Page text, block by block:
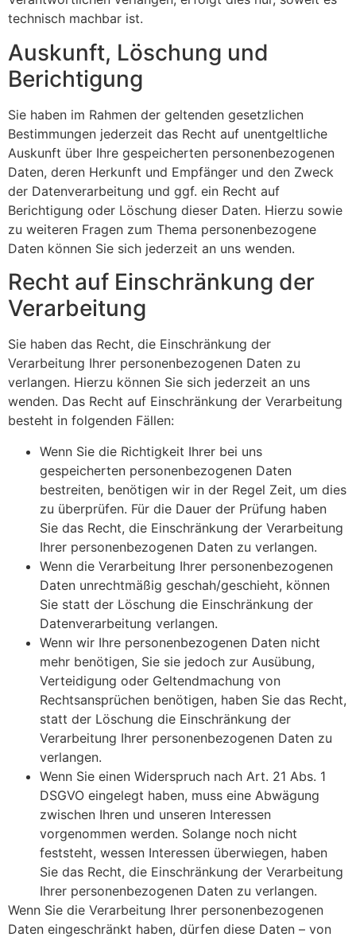
technisch machbar ist.
Auskunft, Löschung und
Berichtigung
Sie haben im Rahmen der geltenden gesetzlichen
Bestimmungen jederzeit das Recht auf unentgeltliche
Auskunft über Ihre gespeicherten personenbezogenen
Daten, deren Herkunft und Empfänger und den Zweck
der Datenverarbeitung und ggf. ein Recht auf
Berichtigung oder Löschung dieser Daten. Hierzu sowie
zu weiteren Fragen zum Thema personenbezogene
Daten können Sie sich jederzeit an uns wenden.
Recht auf Einschränkung der
Verarbeitung
Sie haben das Recht, die Einschränkung der
Verarbeitung Ihrer personenbezogenen Daten zu
verlangen. Hierzu können Sie sich jederzeit an uns
wenden. Das Recht auf Einschränkung der Verarbeitung
besteht in folgenden Fällen:
Wenn Sie die Richtigkeit Ihrer bei uns
gespeicherten personenbezogenen Daten
bestreiten, benötigen wir in der Regel Zeit, um dies
zu überprüfen. Für die Dauer der Prüfung haben
Sie das Recht, die Einschränkung der Verarbeitung
Ihrer personenbezogenen Daten zu verlangen.
Wenn die Verarbeitung Ihrer personenbezogenen
Daten unrechtmäßig geschah/geschieht, können
Sie statt der Löschung die Einschränkung der
Datenverarbeitung verlangen.
Wenn wir Ihre personenbezogenen Daten nicht
mehr benötigen, Sie sie jedoch zur Ausübung,
Verteidigung oder Geltendmachung von
Rechtsansprüchen benötigen, haben Sie das Recht,
statt der Löschung die Einschränkung der
Verarbeitung Ihrer personenbezogenen Daten zu
verlangen.
Wenn Sie einen Widerspruch nach Art. 21 Abs. 1
DSGVO eingelegt haben, muss eine Abwägung
zwischen Ihren und unseren Interessen
vorgenommen werden. Solange noch nicht
feststeht, wessen Interessen überwiegen, haben
Sie das Recht, die Einschränkung der Verarbeitung
Ihrer personenbezogenen Daten zu verlangen.
Wenn Sie die Verarbeitung Ihrer personenbezogenen
Daten eingeschränkt haben, dürfen diese Daten – von